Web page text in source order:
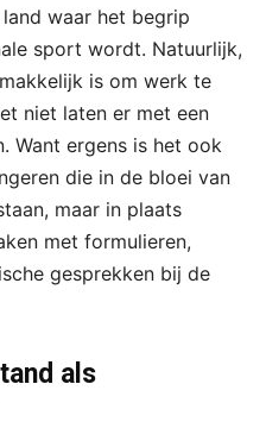
waar het begrip
sport wordt. Natuurlijk,
is om werk te
niet laten er met een
Want ergens is het ook
die in de bloei van
maar in plaats
met formulieren,
gesprekken bij de
als